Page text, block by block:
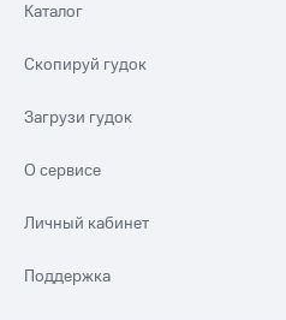
Каталог
Скопируй гудок
Загрузи гудок
О сервисе
Личный кабинет
Поддержка